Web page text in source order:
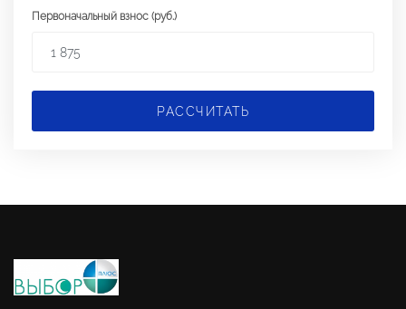
Первоначальный взнос (руб.)
РАССЧИТАТЬ